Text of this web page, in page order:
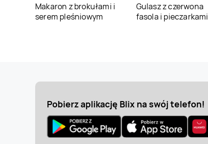
Makaron z brokułami i
serem pleśniowym
Gulasz z czerwona
fasola i pieczarkami
Pobierz aplikację Blix na swój telefon!